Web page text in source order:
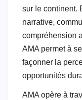
sur le continent.
narrative,
compréhension
AMA permet à
façonner la
opportunités
AMA opère à